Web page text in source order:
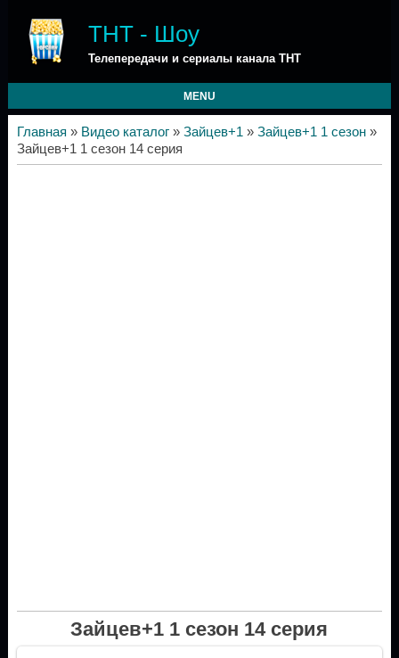
ТНТ - Шоу
Телепередачи и сериалы канала ТНТ
MENU
Главная » Видео каталог» Зайцев+1 » Зайцев+1 1 сезон»
Зайцев+1 1 сезон 14 серия
Зайцев+1 1 сезон 14 серия